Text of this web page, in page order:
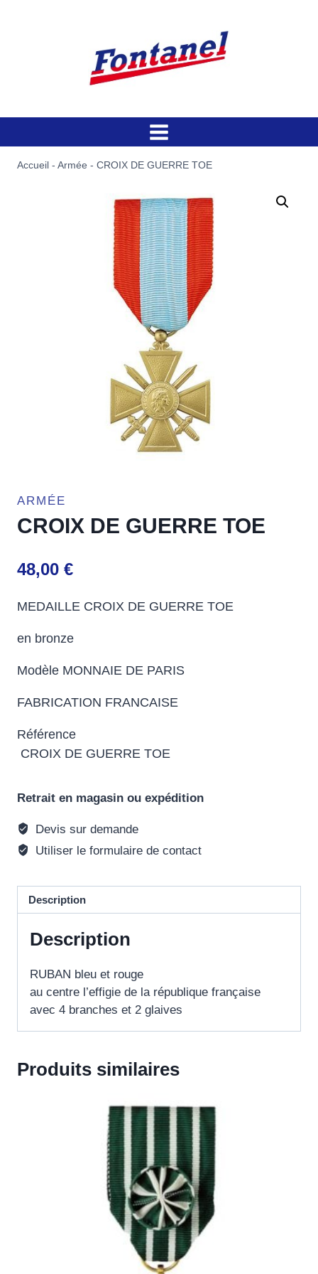
Accueil - Armée - CROIX DE GUERRE TOE
ARMÉE
CROIX DE GUERRE TOE
48,00 €
MEDAILLE CROIX DE GUERRE TOE
en bronze
Modèle MONNAIE DE PARIS
FABRICATION FRANCAISE
Référence
CROIX DE GUERRE TOE
Retrait en magasin ou expédition
Devis sur demande
Utiliser le formulaire de contact
Description
Description
RUBAN bleu et rouge
au centre l’effigie de la république française
avec 4 branches et 2 glaives
Produits similaires